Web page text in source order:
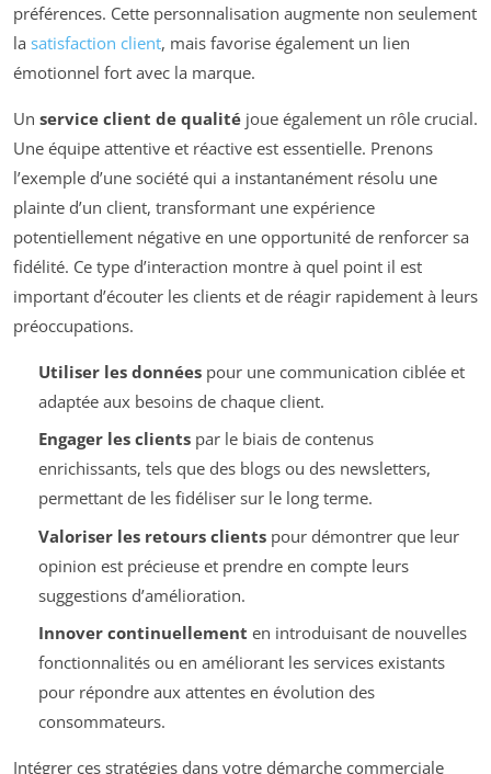
préférences. Cette personnalisation augmente non seulement
la satisfaction client, mais favorise également un lien
émotionnel fort avec la marque.
Un service client de qualité joue également un rôle crucial.
Une équipe attentive et réactive est essentielle. Prenons
l’exemple d’une société qui a instantanément résolu une
plainte d’un client, transformant une expérience
potentiellement négative en une opportunité de renforcer sa
fidélité. Ce type d’interaction montre à quel point il est
important d’écouter les clients et de réagir rapidement à leurs
préoccupations.
Utiliser les donnéespour une communication ciblée et
adaptée aux besoins de chaque client.
Engager les clientspar le biais de contenus
enrichissants, tels que des blogs ou des newsletters,
permettant de les fidéliser sur le long terme.
Valoriser les retours clientspour démontrer que leur
opinion est précieuse et prendre en compte leurs
suggestions d’amélioration.
Innover continuellement en introduisant de nouvelles
fonctionnalités ou en améliorant les services existants
pour répondre aux attentes en évolution des
consommateurs.
Intégrer ces stratégies dans votre démarche commerciale